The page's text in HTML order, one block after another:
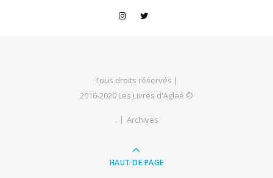
Tous droits réservés |
2016-2020 Les Livres d'Aglaé ©
. Archives
HAUT DE PAGE